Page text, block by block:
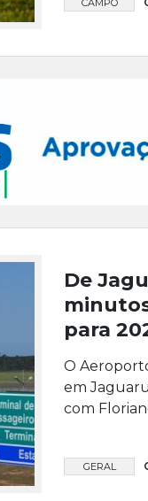
CAMPO
De
para
O
em
com
GERAL